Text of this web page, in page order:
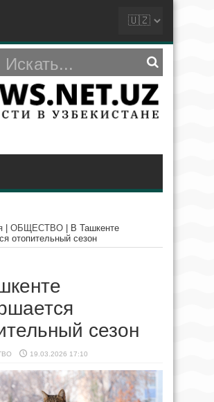
ОБЩЕСТВО
В Ташкенте
отопительный сезон
сезон
19.03.2026 17:10